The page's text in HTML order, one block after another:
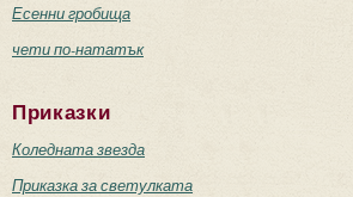
Есенни гробища
чети по-нататък
Приказки
Коледната звезда
Приказка за светулката